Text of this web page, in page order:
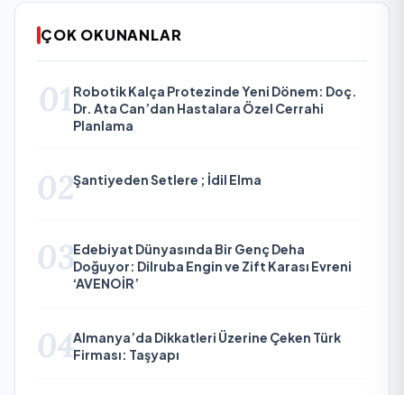
ÇOK OKUNANLAR
01 Robotik Kalça Protezinde Yeni Dönem: Doç.
Dr. Ata Can’dan Hastalara Özel Cerrahi
Planlama
02Şantiyeden Setlere ; İdil Elma
03Edebiyat Dünyasında Bir Genç Deha
Doğuyor: Dilruba Engin ve Zift Karası Evreni
‘AVENOİR’
04Almanya’da Dikkatleri Üzerine Çeken Türk
Firması: Taşyapı